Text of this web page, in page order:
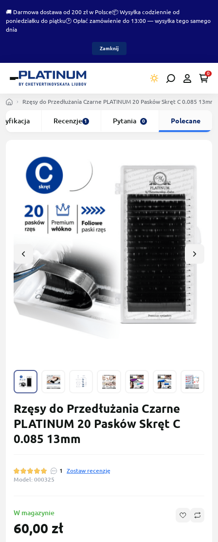
🚚 Darmowa dostawa od 200 zł w Polsce📦 Wysyłka codziennie od
poniedziałku do piątku🕑 Opłać zamówienie do 13:00 — wysyłka tego samego
dnia
Zamknij
0
Rzęsy do Przedłużania Czarne PLATINUM 20 Pasków Skręt С 0.085 13mm
Recenzje 1 Pytania 0 Polecane
Rzęsy do Przedłużania Czarne
PLATINUM 20 Pasków Skręt С
0.085 13mm
1
Zostaw recenzję
Model: 000325
W magazynie
60,00 zł